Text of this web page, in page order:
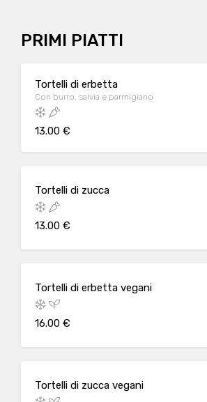
PRIMI PIATTI
Tortelli di erbetta
Con burro, salvia e parmigiano
13.00 €
Tortelli di zucca
13.00 €
Tortelli di erbetta vegani
16.00 €
Tortelli di zucca vegani